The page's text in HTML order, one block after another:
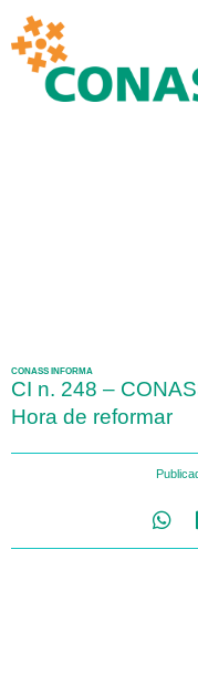
CONASS INFORMA
CI n. 248 –
Hora de reformar